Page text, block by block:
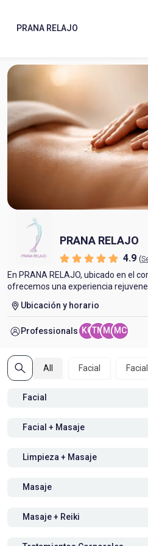
PRANA RELAJO
PRANA RELAJO
4.9 (
En PRANA RELAJO, ubicado en el
ofrecemos una experiencia
Masaje Combinado de Cuerpo
relajación y descontracturante, y el
EXTENDIDO con piedras calientes,
completa, nuestro paquete
limpieza facial profunda con un
de cuerpo completo a elección.
descontracturante cérvico craneal
de cuerpo completo, pensados
estado de paz y equilibrio absoluto.
Ubicación y horario
Professionals KGTMMAMC
All Facial
Facial
Facial + Masaje
Limpieza + Masaje
Masaje
Masaje + Reiki